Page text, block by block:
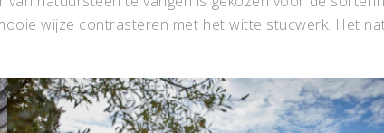
wijze contrasteren met het witte stucwerk. Het